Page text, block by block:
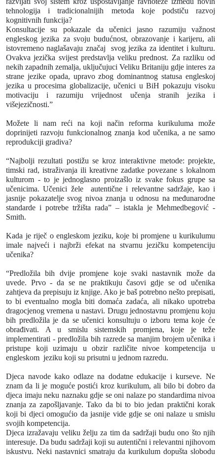
tehnologija i tradicionalnijih metoda koje podstiču razvoj
kognitivnih funkcija?
Konsultacije su pokazale da učenici jasno razumiju važnost
engleskog jezika za svoju budućnost, obrazovanje i karijeru, ali
istovremeno naglašavaju značaj
svog jezika za identitet i kulturu.
Ovakva jezička svijest predstavlja veliku prednost. Za razliku od
nekih zapadnih zemalja, uključujuci Veliku Britaniju gdje interes za
strane jezike opada, upravo zbog dominantnog statusa engleskoj
jezika u procesima globalizacije, učenici u BiH pokazuju visoku
motivaciju i razumiju vrijednost učenja stranih jezika i
višejezičnosti.”
Možete li nam reći na koji način reforma kurikuluma može
doprinijeti razvoju funkcionalnog znanja kod učenika, a ne samo
reprodukciji gradiva?
“Najbolji rezultati postižu se kroz interaktivne metode: projekte,
timski rad, istraživanja ili kreativne zadatke povezane s lokalnom
kulturom - to je jednoglasno proizašlo iz svake fokus grupe sa
učenicima. Učenici žele
autentične i relevantne sadržaje, kao i
jasnije pokazatelje svog nivoa znanja u odnosu na međunarodne
standarde i potrebe tržišta rada” – istakla je Mehmedbegović -
Smith.
Kada je riječ o engleskom jeziku, koje bi promjene u kurikulumu
imale najveći i najbrži efekat na stvarnu jezičku kompetenciju
učenika?
“Predložila bih dvije promjene koje svaki nastavnik može da
uvede. Prvo - da se ne praktikuju časovi gdje se od učenika
zahtjeva da prepisuju iz knjige. Ako je baš potrebno nešto prepisati,
to bi eventualno mogla biti domaća zadaća, ali nikako upotreba
dragocjenog vremena u nastavi. Drugu jednostavnu promjenu koju
bih predložila je da se učenici konsultuju o izboru tema koje će
obrađivati. A u smislu sistemskih promjena, koje je teže
implementirati - predložila bih razrede sa manjim brojem učenika i
pristupe koji uzimaju u obzir različite nivoe kompetencija u
engleskom jeziku koji su prisutni u jednom razredu.
Djeca navode kako odlaze na dodatne edukacije i kurseve. Ne
znam da li je moguće postići kroz kurikulum, ali bilo bi dobro da
djeca imaju neku naznaku gdje se oni nalaze po standardima nivoa
znanja za zapošljavanje. Tako da bi to bio jedan praktični korak
koji bi djeci omogućio da jasnije vide gdje se oni nalaze u smislu
svojih kompetencija.
Djeca izražavaju veliku želju za tim da sadržaji budu ono što njih
interesuje. Da budu sadržaji koji su autentični i relevantni njihovom
iskustvu. Neki nastavnici smatraju da kurikulum dopušta slobodu